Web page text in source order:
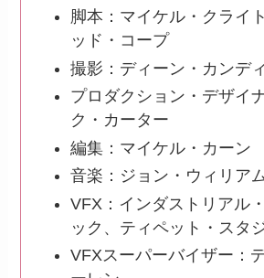
脚本：マイケル・クライ
ッド・コープ
撮影：ディーン・カンディ
プロダクション・デザイ
ク・カーター
編集：マイケル・カーン
音楽：ジョン・ウィリア
VFX：インダストリアル
ック、ティペット・スタ
VFXスーパーバイザー：